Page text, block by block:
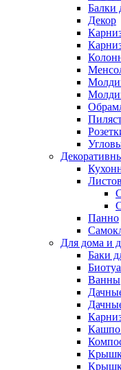
Балки
Декор
Панно
Для дома и
Баки
Ванны
Кашпо